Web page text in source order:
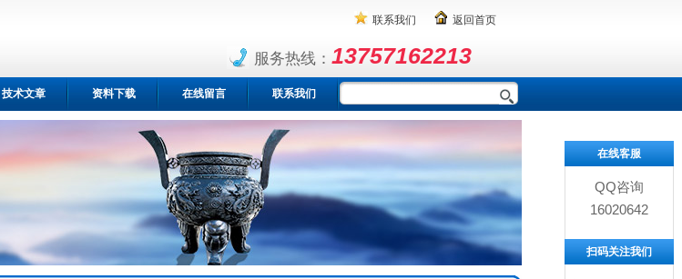
联系我们 返回首页
服务热线： 13757162213
技术文章 资料下载 在线留言 联系我们
在线客服
QQ咨询
16020642
扫码关注我们